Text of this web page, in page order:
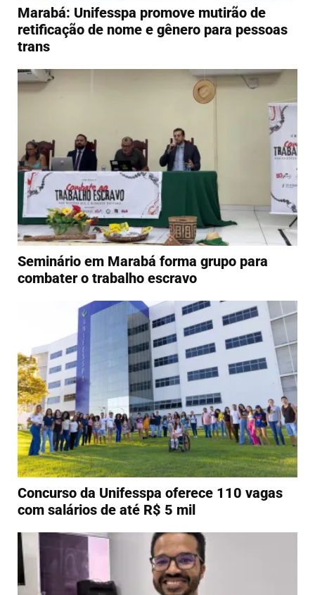
Marabá: Unifesspa promove mutirão de
retificação de nome e gênero para pessoas
trans
Seminário em Marabá forma grupo para
combater o trabalho escravo
Concurso da Unifesspa oferece 110 vagas
com salários de até R$ 5 mil